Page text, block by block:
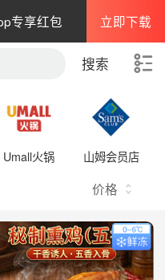
专享红包 立即下载
搜索
Umall火锅 山姆会员店
价格